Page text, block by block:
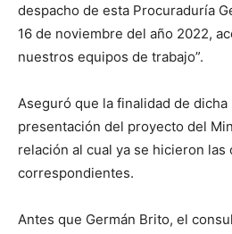
despacho de esta Procuraduría
16 de noviembre del año 2022,
nuestros equipos de trabajo”.
Aseguró que la finalidad de
presentación del proyecto del
relación al cual ya se hicieron las
correspondientes.
Antes que Germán Brito, el